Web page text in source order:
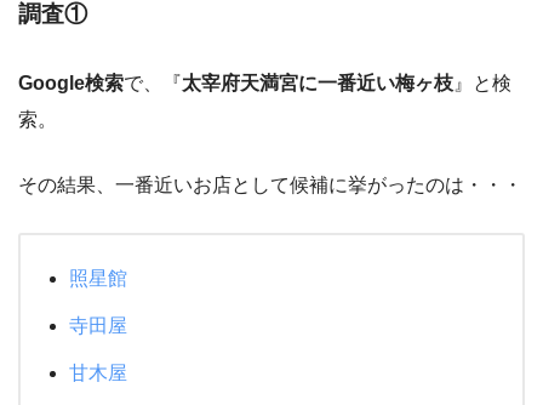
調査①
Google検索で、『太宰府天満宮に一番近い梅ヶ枝 』と検
索。
その結果、一番近いお店として候補に挙がったのは・・・
照星館
寺田屋
甘木屋